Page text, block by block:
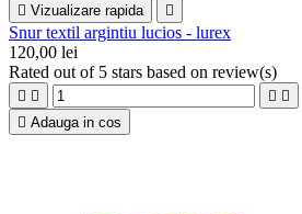
 Vizualizare rapida 
Snur textil argintiu lucios - lurex
120,00 lei
Rated out of 5 stars based on review(s)
   
 Adauga in cos